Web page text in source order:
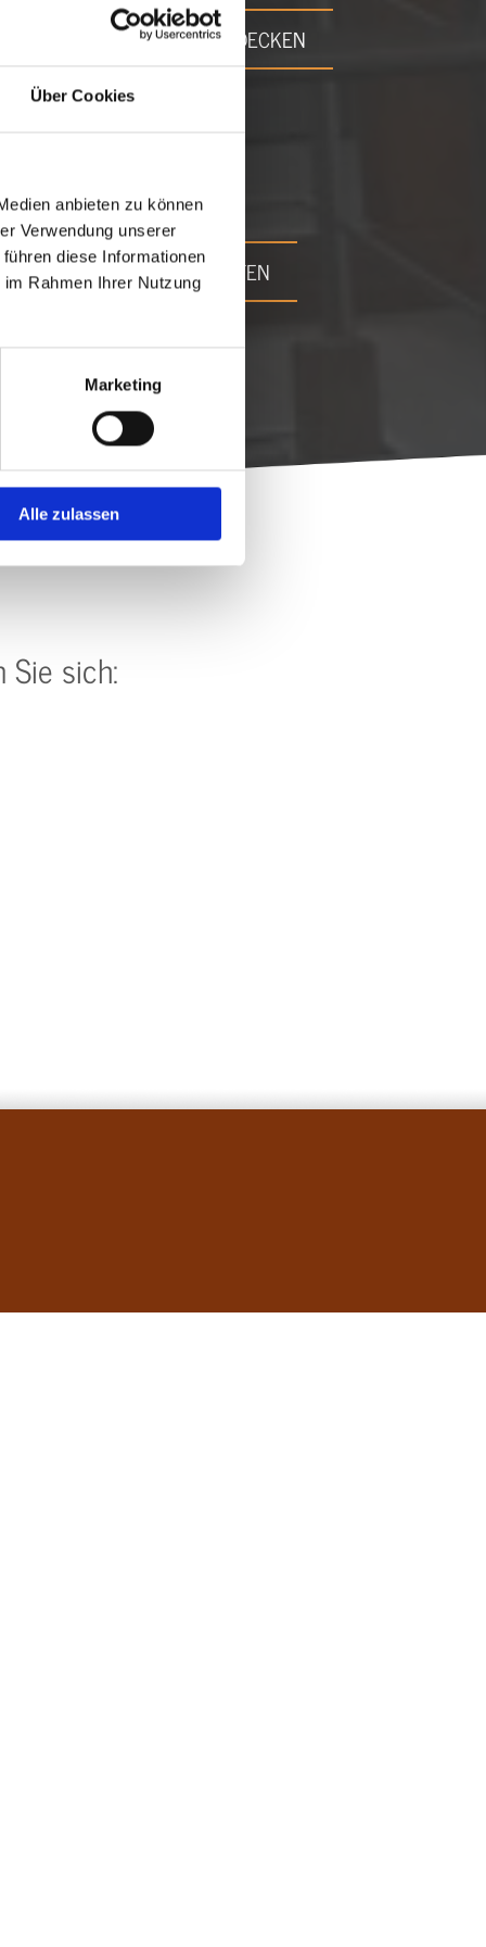
Über Cookies
anbieten zu können
Verwendung unserer
diese Informationen
Rahmen Ihrer Nutzung
Marketing
Alle zulassen
BÖDEN / TREPPEN / DECKEN

REPARATURARBEITEN
sich: